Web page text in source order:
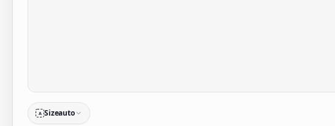
A Sizeauto